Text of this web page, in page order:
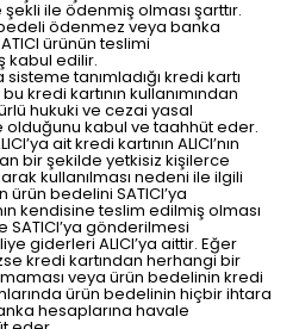
ile ödenmiş olması şarttır.
ödenmez veya banka
ürünün teslimi
kabul edilir.
sisteme tanımladığı kredi kartı
kredi kartının kullanımından
hukuki ve cezai yasal
kabul ve taahhüt eder.
ait kredi kartının ALICI’nın
bir şekilde yetkisiz kişilerce
kullanılması nedeni ile ilgili
bedelini SATICI’ya
kendisine teslim edilmiş olması
SATICI’ya gönderilmesi
giderleri ALICI’ya aittir. Eğer
kredi kartından herhangi bir
veya ürün bedelinin kredi
ürün bedelinin hiçbir ihtara
hesaplarına havale